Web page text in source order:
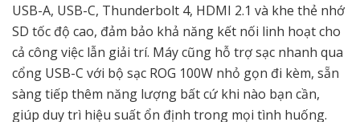
USB-A, USB-C, Thunderbolt 4, HDMI 2.1 và khe thẻ nhớ
SD tốc độ cao, đảm bảo khả năng kết nối linh hoạt cho
cả công việc lẫn giải trí. Máy cũng hỗ trợ sạc nhanh qua
cổng USB-C với bộ sạc ROG 100W nhỏ gọn đi kèm, sẵn
sàng tiếp thêm năng lượng bất cứ khi nào bạn cần,
giúp duy trì hiệu suất ổn định trong mọi tình huống.